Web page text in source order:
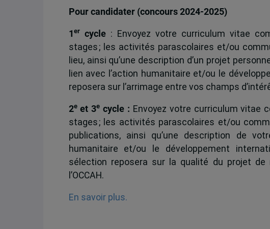
Pour candidater (concours 2024-2025)
1 ercycle: Envoyez votre curriculum vitae
stages ; les activités parascolaires et/ou
lieu, ainsi qu’une description d’un projet
lien avec l’action humanitaire et/ou le
reposera sur l’arrimage entre vos champs
2eet 3e cycle : Envoyez votre curriculum vitae
stages ; les activités parascolaires et/ou
publications, ainsi qu’une description de
humanitaire et/ou le développement
sélection reposera sur la qualité du projet
l’OCCAH.
En savoir plus.